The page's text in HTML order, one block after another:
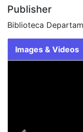
Publisher
Biblioteca
Images & Videos